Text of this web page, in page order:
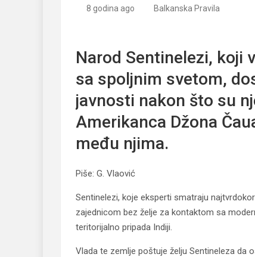
8 godina ago Balkanska Pravila
Narod Sentinelezi, koji
sa spoljnim svetom,
javnosti nakon što su
Amerikanca Džona
među njima.
Piše: G. Vlaović
Sentinelezi, koje eksperti smatraju
zajednicom bez želje za kontaktom sa
teritorijalno pripada Indiji.
Vlada te zemlje poštuje želju Sentineleza da